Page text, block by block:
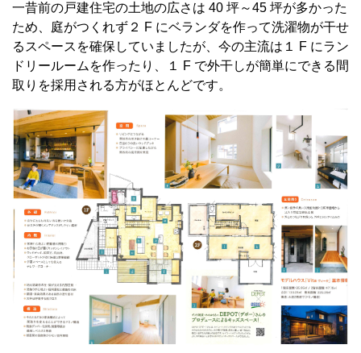
一昔前の戸建住宅の土地の広さは 40 坪～45 坪が多かった
ため、庭がつくれず２ F にベランダを作って洗濯物が干せ
るスペースを確保していましたが、今の主流は１ F にラン
ドリールームを作ったり、１ F で外干しが簡単にできる間
取りを採用される方がほとんどです。